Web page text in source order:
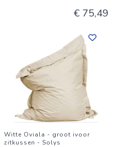
€ 75,49
Witte Oviala - groot ivoor
zitkussen - Solys